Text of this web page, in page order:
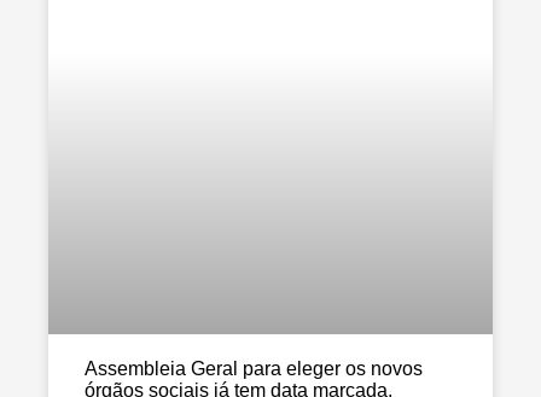
Assembleia Geral para eleger os novos
órgãos sociais já tem data marcada.